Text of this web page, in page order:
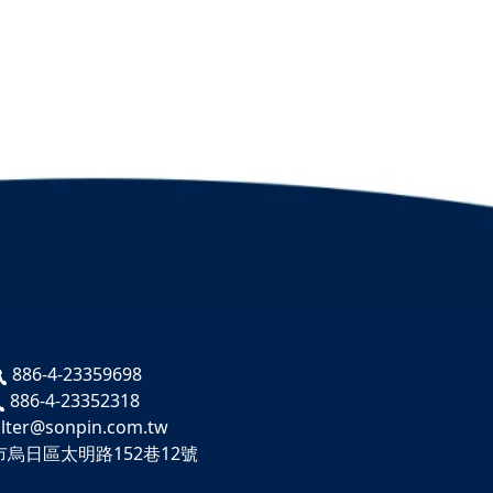
886-4-23359698
886-4-23352318
烏日區太明路152巷12號